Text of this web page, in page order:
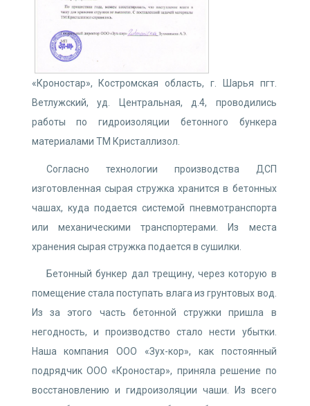
«Кроностар», Костромская область, г. Шарья пгт.
Ветлужский, уд. Центральная, д.4, проводились
работы по гидроизоляции бетонного бункера
материалами ТМ Кристаллизол.
Согласно технологии производства ДСП
изготовленная сырая стружка хранится в бетонных
чашах, куда подается системой пневмотранспорта
или механическими транспортерами. Из места
хранения сырая стружка подается в сушилки.
Бетонный бункер дал трещину, через которую в
помещение стала поступать влага из грунтовых вод.
Из за этого часть бетонной стружки пришла в
негодность, и производство стало нести убытки.
Наша компания ООО «Зух-кор», как постоянный
подрядчик ООО «Кроностар», приняла решение по
восстановлению и гидроизоляции чаши. Из всего